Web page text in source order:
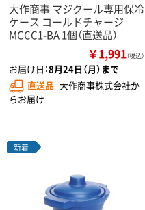
大作商事 マジクール専用保冷
ケース コールドチャージ
MCCC1-BA 1個（直送品）
￥1,991（税込）
お届け日：8月24日（月）まで
直送品 大作商事株式会社か
らお届け
新着